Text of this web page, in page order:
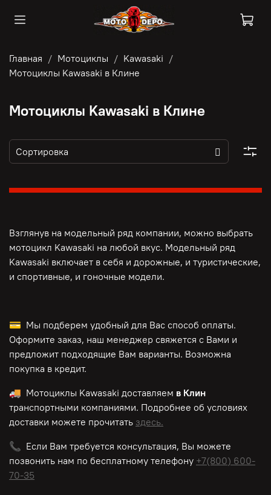
Главная Мотоциклы
Kawasaki
Мотоциклы Kawasaki в Клине
Мотоциклы Kawasaki в Клине
Взглянув на модельный ряд компании, можно выбрать
мотоцикл Kawasaki на любой вкус. Модельный ряд
Kawasaki включает в себя и дорожные, и туристические,
и спортивные, и гоночные модели.
💳 Мы подберем удобный для Вас способ оплаты.
Оформите заказ, наш менеджер свяжется с Вами и
предложит подходящие Вам варианты. Возможна
покупка в кредит.
🚚 Мотоциклы Kawasaki доставляем в Клин
транспортными компаниями. Подробнее об условиях
доставки можете прочитать здесь.
📞 Если Вам требуется консультация, Вы можете
позвонить нам по бесплатному телефону +7(800) 600-
70-35